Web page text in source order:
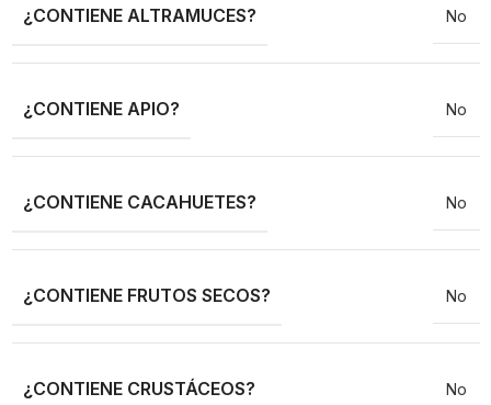
¿CONTIENE ALTRAMUCES? No
¿CONTIENE APIO? No
¿CONTIENE CACAHUETES? No
¿CONTIENE FRUTOS SECOS? No
¿CONTIENE CRUSTÁCEOS? No